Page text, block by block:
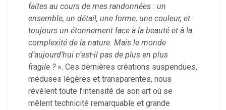
faites au cours de mes randonnées : un
ensemble, un détail, une forme, une couleur, et
toujours un étonnement face à la beauté et à la
complexité de la nature. Mais le monde
d’aujourd’hui n’est-il pas de plus en plus
fragile ?». Ces dernières créations suspendues,
méduses légères et transparentes, nous
révèlent toute l’intensité de son art où se
mêlent technicité remarquable et grande